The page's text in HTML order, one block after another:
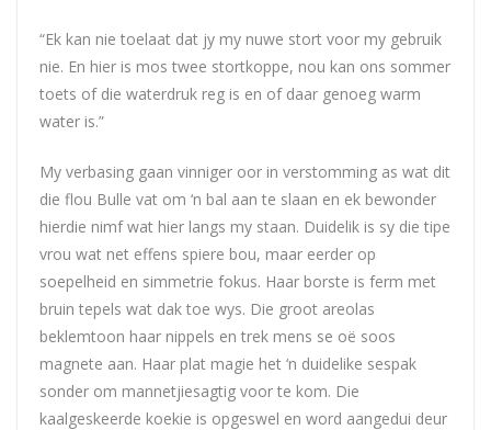
“Ek kan nie toelaat dat jy my nuwe stort voor my gebruik
nie. En hier is mos twee stortkoppe, nou kan ons sommer
toets of die waterdruk reg is en of daar genoeg warm
water is.”
My verbasing gaan vinniger oor in verstomming as wat dit
die flou Bulle vat om ‘n bal aan te slaan en ek bewonder
hierdie nimf wat hier langs my staan. Duidelik is sy die tipe
vrou wat net effens spiere bou, maar eerder op
soepelheid en simmetrie fokus. Haar borste is ferm met
bruin tepels wat dak toe wys. Die groot areolas
beklemtoon haar nippels en trek mens se oë soos
magnete aan. Haar plat magie het ‘n duidelike sespak
sonder om mannetjiesagtig voor te kom. Die
kaalgeskeerde koekie is opgeswel en word aangedui deur